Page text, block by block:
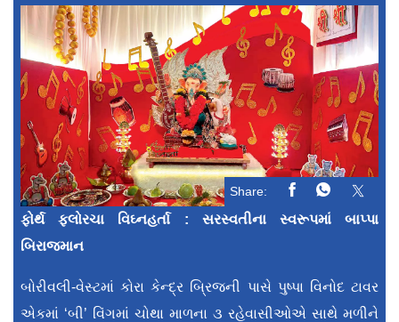
Share:
ફોર્થ ફ્લોરચા વિઘ્નહર્તા : સરસ્વતીના સ્વરૂપમાં બાપ્પા
બિરાજમાન
બોરીવલી-વેસ્ટમાં કોરા કેન્દ્ર બ્રિજની પાસે પુષ્પા વિનોદ ટાવર
એકમાં ‘બી’ વિંગમાં ચોથા માળના ૩ રહેવાસીઓએ સાથે મળીને